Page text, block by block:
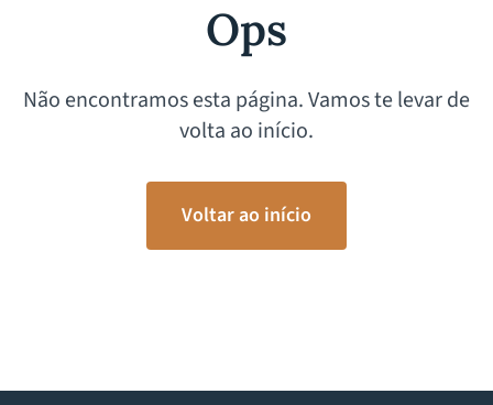
Ops
Não encontramos esta página. Vamos te levar de
volta ao início.
Voltar ao início